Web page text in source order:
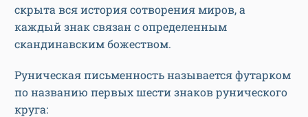
скрыта вся история сотворения миров, а
каждый знак связан с определенным
скандинавским божеством.
Руническая письменность называется футарком
по названию первых шести знаков рунического
круга: